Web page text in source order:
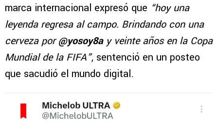
marca internacional expresó que “hoy una
leyenda regresa al campo. Brindando con una
cerveza por@yosoy8ay veinte años en la Copa
Mundial de la FIFA”, sentenció en un posteo
que sacudió el mundo digital.